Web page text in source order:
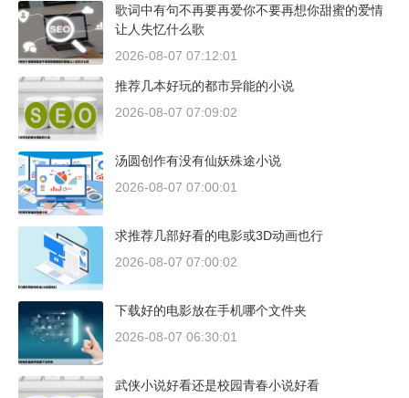
歌词中有句不再要再爱你不要再想你甜蜜的爱情
让人失忆什么歌
2026-08-07 07:12:01
推荐几本好玩的都市异能的小说
2026-08-07 07:09:02
汤圆创作有没有仙妖殊途小说
2026-08-07 07:00:01
求推荐几部好看的电影或3D动画也行
2026-08-07 07:00:02
下载好的电影放在手机哪个文件夹
2026-08-07 06:30:01
武侠小说好看还是校园青春小说好看